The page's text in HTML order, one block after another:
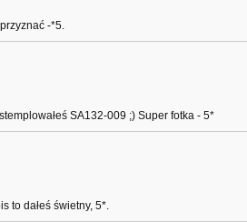
-*5.
SA132-009 ;) Super fotka - 5*
to dałeś świetny, 5*.